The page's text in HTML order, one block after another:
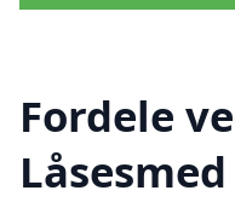
Fordele